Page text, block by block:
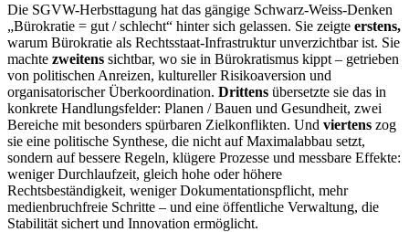
Die SGVW-Herbsttagung hat das gängige Schwarz-Weiss-Denken
„Bürokratie = gut / schlecht“ hinter sich gelassen. Sie zeigte erstens,
warum Bürokratie als Rechtsstaat-Infrastruktur unverzichtbar ist. Sie
machte zweitens sichtbar, wo sie in Bürokratismus kippt – getrieben
von politischen Anreizen, kultureller Risikoaversion und
organisatorischer Überkoordination. Drittens übersetzte sie das in
konkrete Handlungsfelder: Planen / Bauen und Gesundheit, zwei
Bereiche mit besonders spürbaren Zielkonflikten. Und viertens zog
sie eine politische Synthese, die nicht auf Maximalabbau setzt,
sondern auf bessere Regeln, klügere Prozesse und messbare Effekte:
weniger Durchlaufzeit, gleich hohe oder höhere
Rechtsbeständigkeit, weniger Dokumentationspflicht, mehr
medienbruchfreie Schritte – und eine öffentliche Verwaltung, die
Stabilität sichert und Innovation ermöglicht.